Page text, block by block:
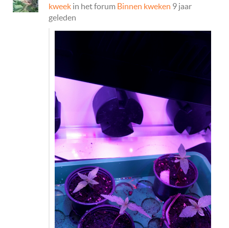
kweek in het forum Binnen kweken 9 jaar
geleden